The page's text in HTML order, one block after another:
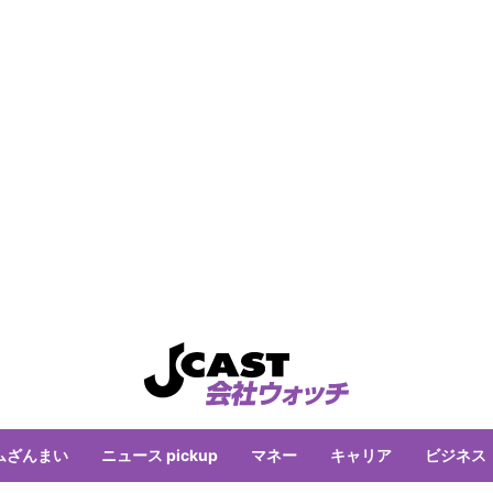
ざんまい ニュース pickup マネー キャリア ビジネス